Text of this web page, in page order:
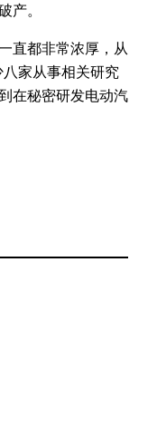
产。
直都非常浓厚，从
家从事相关研究
在秘密研发电动汽